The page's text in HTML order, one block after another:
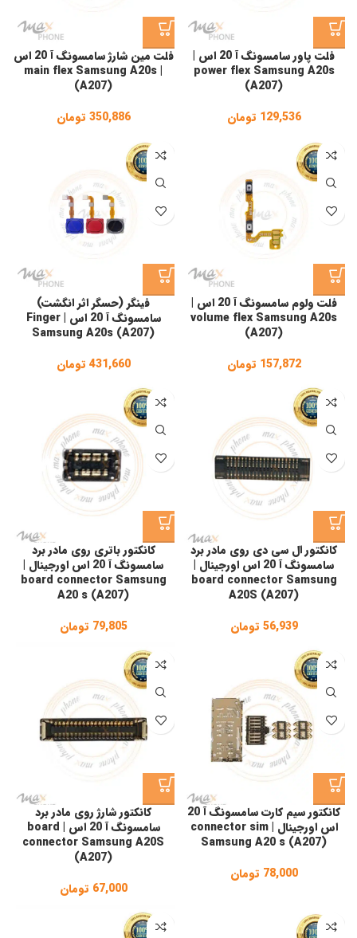
فلت پاور سامسونگ آ 20 اس |
power flex Samsung A20s
(A207)
129,536 تومان
فلت مین شارژ سامسونگ آ 20 اس
| main flex Samsung A20s
(A207)
350,886 تومان
فلت ولوم سامسونگ آ 20 اس |
volume flex Samsung A20s
(A207)
157,872 تومان
فینگر (حسگر اثر انگشت)
سامسونگ آ 20 اس | Finger
Samsung A20s (A207)
431,660 تومان
کانکتور ال سی دی روی مادر برد
سامسونگ آ 20 اس اورجینال |
board connector Samsung
A20S (A207)
56,939 تومان
کانکتور باتری روی مادر برد
سامسونگ آ 20 اس اورجینال |
board connector Samsung
A20 s (A207)
79,805 تومان
کانکتور سیم کارت سامسونگ آ 20
اس اورجینال | connector sim
Samsung A20 s (A207)
78,000 تومان
کانکتور شارژ روی مادر برد
سامسونگ آ 20 اس | board
connector Samsung A20S
(A207)
67,000 تومان